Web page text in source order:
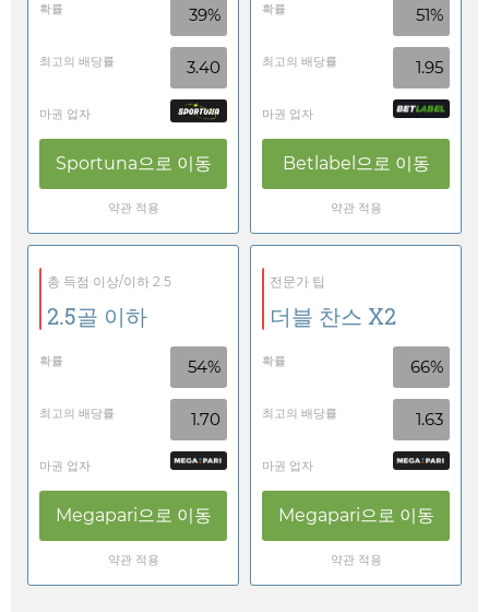
확률 39%
최고의 배당률 3.40
마권 업자
Sportuna으로 이동
약관 적용
확률 51%
최고의 배당률 1.95
마권 업자
Betlabel 으로 이동
약관 적용
총 득점 이상/이하 2.5
2.5골 이하
확률 54%
최고의 배당률 1.70
마권 업자
Megapari으로 이동
약관 적용
전문가 팁
더블 찬스 X2
확률 66%
최고의 배당률 1.63
마권 업자
Megapari으로 이동
약관 적용